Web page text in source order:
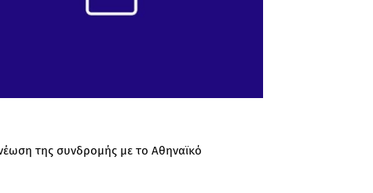
της συνδρομής με το Αθηναϊκό